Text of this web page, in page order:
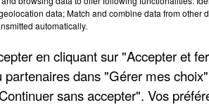
millions d’euros. Ces espaces,
et dans les Yvelines, proposent
réparation et
% dans les sites fixes. À
moitié près des gares et pour
data; Match and combine data from other
automatically.
en cliquant sur "Accepter et
partenaires dans "Gérer mes
sans accepter". Vos